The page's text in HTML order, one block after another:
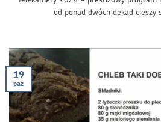
od ponad dwóch dekad cieszy
19
paź